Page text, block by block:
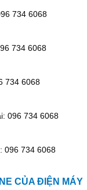
734 6068
734 6068
734 6068
096 734 6068
096 734 6068
CỦA ĐIỆN MÁY